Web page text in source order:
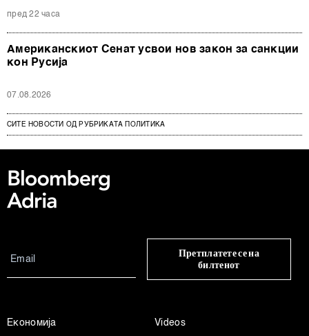
пред 22 часа
Американскиот Сенат усвои нов закон за санкции
кон Русија
07.08.2026
СИТЕ НОВОСТИ ОД РУБРИКАТА ПОЛИТИКА
Претплатете се на
билтенот
Економија
Videos